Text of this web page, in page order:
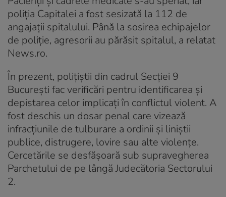
poliţia Capitalei a fost sesizată la 112 de
angajaţii spitalului. Până la sosirea echipajelor
de poliţie, agresorii au părăsit spitalul, a relatat
News.ro.
În prezent, poliţiştii din cadrul Secţiei 9
Bucureşti fac verificări pentru identificarea şi
depistarea celor implicaţi în conflictul violent. A
fost deschis un dosar penal care vizează
infracţiunile de tulburare a ordinii şi liniştii
publice, distrugere, lovire sau alte violenţe.
Cercetările se desfăşoară sub supravegherea
Parchetului de pe lângă Judecătoria Sectorului
2.